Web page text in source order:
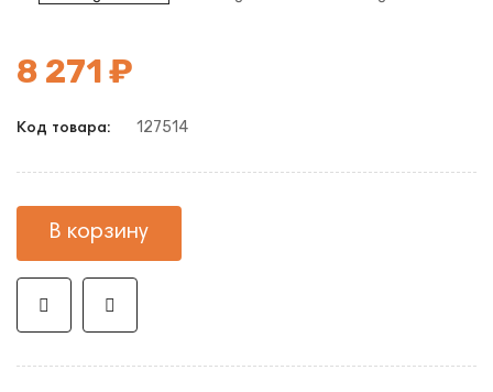
8 271 ₽
Код товара: 127514
В корзину